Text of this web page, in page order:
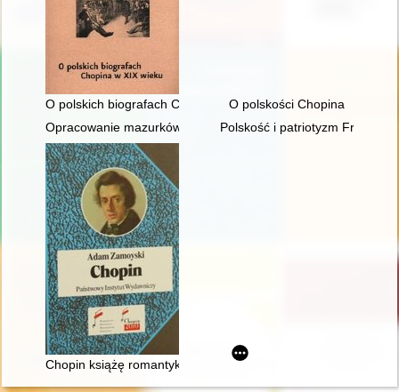
O polskich biografach Chopina w XIX wieku
O polskości Chopina
Opracowanie mazurków Chopina w redakcji Zygmunta
Polskość i patriotyzm
Chopin książę romantyków